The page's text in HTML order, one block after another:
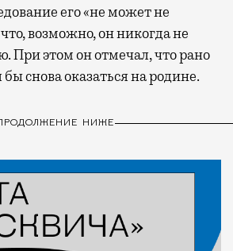
его «не может не
что, возможно, он никогда не
При этом он отмечал, что рано
снова оказаться на родине.
НИЖЕ